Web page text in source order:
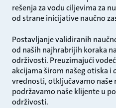
rešenja za vodu ciljevima za
od strane inicijative naučno
Postavljanje validiranih
od naših najhrabrijih koraka
održivosti. Preuzimajući
akcijama širom našeg otiska i
vrednosti, otključavamo naše
podržavamo naše klijente u
održivosti.